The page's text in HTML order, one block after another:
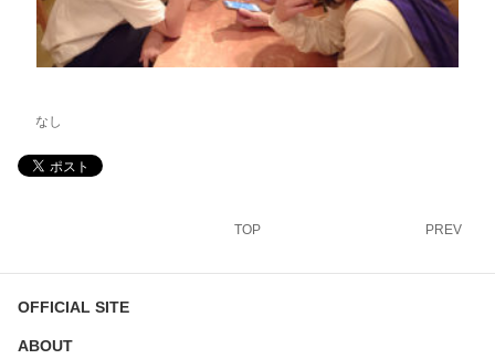
なし
TOP PREV
OFFICIAL SITE
ABOUT